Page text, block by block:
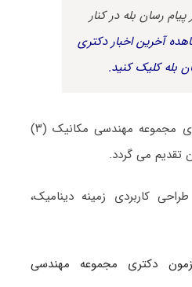
پیام رسان بله در کنار
آخرین اخبار دکتری
بله کلیک کنید.
دفترچه سوالات کنکور دکتری مجموعه مهندسی مکانیک (۳)
تقدیم می گردد.
کاربردی زمینه دینامیک،
دکتری مجموعه مهندسی